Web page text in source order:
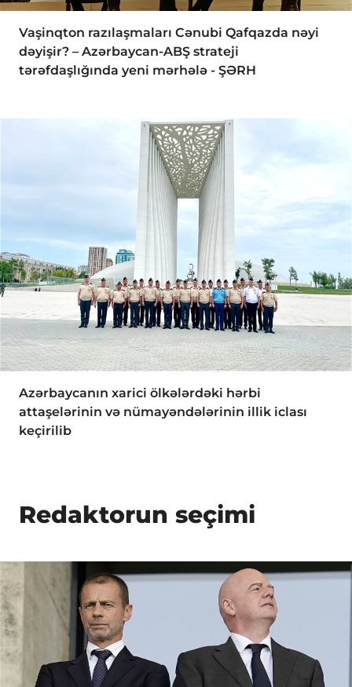
Vaşinqton razılaşmaları Cənubi Qafqazda nəyi
dəyişir? – Azərbaycan-ABŞ strateji
tərəfdaşlığında yeni mərhələ - ŞƏRH
Azərbaycanın xarici ölkələrdəki hərbi
attaşelərinin və nümayəndələrinin illik iclası
keçirilib
Redaktorun seçimi